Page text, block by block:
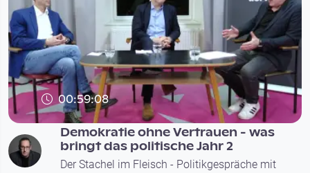
00:59:08
Demokratie ohne Vertrauen - was
bringt das politische Jahr 2
Der Stachel im Fleisch - Politikgespräche mit